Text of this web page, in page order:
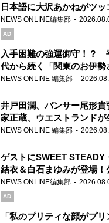
日本語に大沢あかねがツッ
NEWS ONLINE編集部
入手困難の強運御守！？
代から続く「関東のお伊勢
ま」、芝大神宮にてランパ
NEWS ONLINE 編集部
井戸田潤、パンサー尾形貴
家正蔵、ウエストランドが
場！『ラジオビバリー昼ズ
NEWS ONLINE 編集部
ゲストにSWEET STEADY
結衣＆白石まゆみが登場！
録で素顔全開！
NEWS ONLINE編集部
「私のプリティな顔がプリ